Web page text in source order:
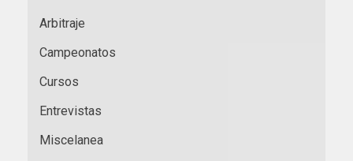
Arbitraje
Campeonatos
Cursos
Entrevistas
Miscelanea